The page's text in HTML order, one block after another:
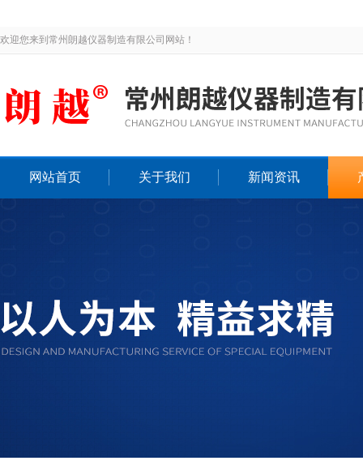
欢迎您来到常州朗越仪器制造有限公司网站！
网站首页 关于我们 新闻资讯